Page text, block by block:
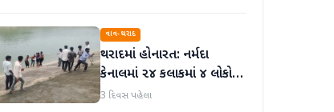
વાવ-થરાદ
થરાદમાં હોનારત: નર્મદા
કેનાલમાં ૨૪ કલાકમાં ૪ લોકો
ડૂબી જતાં મોત, પંથકમાં
3 દિવસ પહેલા